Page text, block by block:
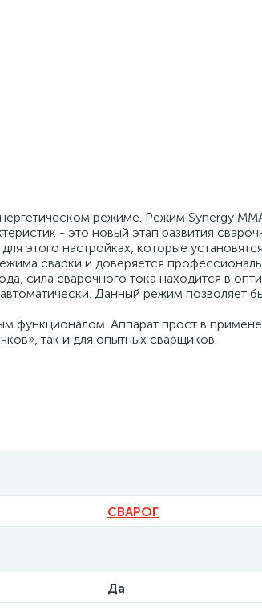
режиме. Режим Synergy
- это новый этап развития
этого настройках, которые установятся
сварки и доверяется
сила сварочного тока находится в
Данный режим позволяет
функционалом. Аппарат прост в
так и для опытных сварщиков.
СВАРОГ
Да